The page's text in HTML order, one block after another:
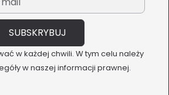
w każdej chwili. W tym celu należy
w naszej informacji prawnej.